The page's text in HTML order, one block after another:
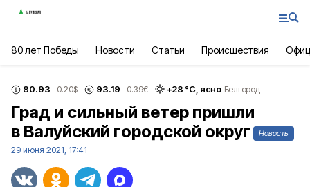
80 лет Победы Новости Статьи Происшествия
80.93 -0.20$ 93.19 -0.39€ +28 °С, ясно Белгород
Град и сильный ветер пришли
в Валуйский городской округ
Новость
29 июня 2021, 17:41